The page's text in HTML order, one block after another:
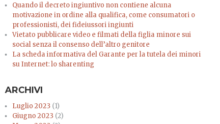
Quando il decreto ingiuntivo non contiene alcuna
motivazione in ordine alla qualifica, come consumatori o
professionisti, dei fideiussori ingiunti
Vietato pubblicare video e filmati della figlia minore sui
social senza il consenso dell’altro genitore
La scheda informativa del Garante per la tutela dei minori
su Internet: lo sharenting
ARCHIVI
Luglio 2023 (1)
Giugno 2023 (2)